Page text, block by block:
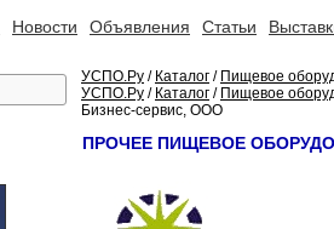
Новости Объявления Статьи
УСПО.Ру / Каталог / Пищевое
УСПО.Ру / Каталог / Пищевое
Бизнес-сервис, ООО
ПРОЧЕЕ ПИЩЕВОЕ